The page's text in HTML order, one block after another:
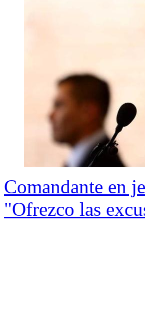
Comandante en
"Ofrezco las